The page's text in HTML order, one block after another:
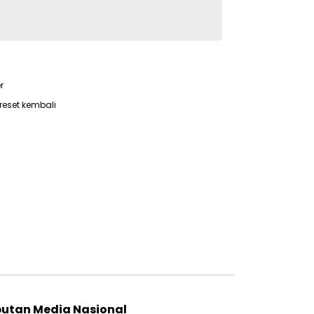
kembali
Media Nasional